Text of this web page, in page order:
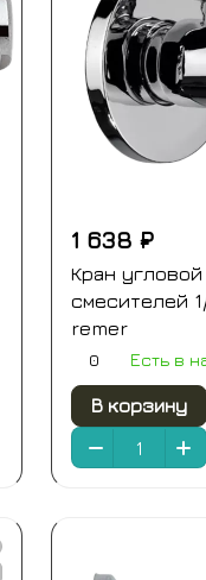
1 638 ₽
Кран
смесителей
remer
0 Есть в
В корзину